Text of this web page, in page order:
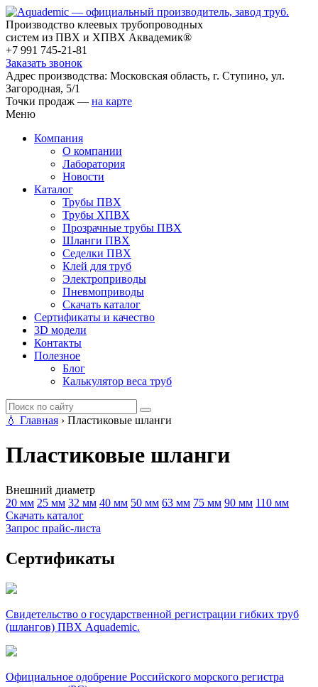
Производство клеевых трубопроводных
систем из ПВХ и ХПВХ Аквадемик®
+7 991 745-21-81
Заказать звонок
Адрес производства: Московская область, г. Ступино, ул.
Загородная, 5/1
Точки продаж — на карте
Меню
Компания
О компании
Лаборатория
Новости
Каталог
Трубы ПВХ
Трубы ХПВХ
Прозрачные трубы ПВХ
Шланги ПВХ
Седелки ПВХ
Клей для труб
Электроприводы
Пневмоприводы
Скачать каталог
Сертификаты и качество
3D модели
Контакты
Полезное
Блог
Калькулятор веса труб
💧 Главная › Пластиковые шланги
Пластиковые шланги
Внешний диаметр
20 мм 25 мм 32 мм 40 мм 50 мм 63 мм 75 мм 90 мм 110 мм
Скачать каталог
Запрос прайс-листа
Сертификаты
Свидетельство о государственной регистрации гибких труб
(шлангов) ПВХ Aquademic.
Официальное одобрение Российского морского регистра